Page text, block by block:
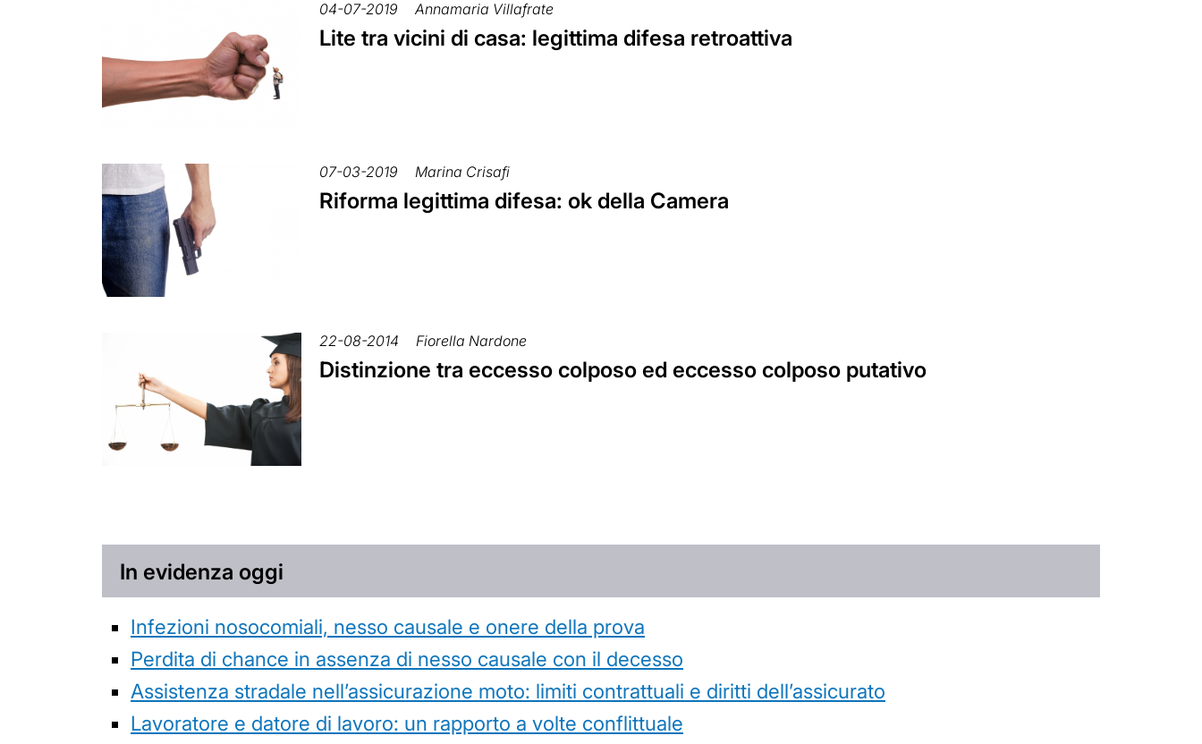
04-07-2019 Annamaria Villafrate
Lite tra vicini di casa: legittima difesa retroattiva
07-03-2019 Marina Crisafi
Riforma legittima difesa: ok della Camera
22-08-2014 Fiorella Nardone
Distinzione tra eccesso colposo ed eccesso colposo putativo
In evidenza oggi
Infezioni nosocomiali, nesso causale e onere della prova
Perdita di chance in assenza di nesso causale con il decesso
Assistenza stradale nell’assicurazione moto: limiti contrattuali e diritti dell’assicurato
Lavoratore e datore di lavoro: un rapporto a volte conflittuale